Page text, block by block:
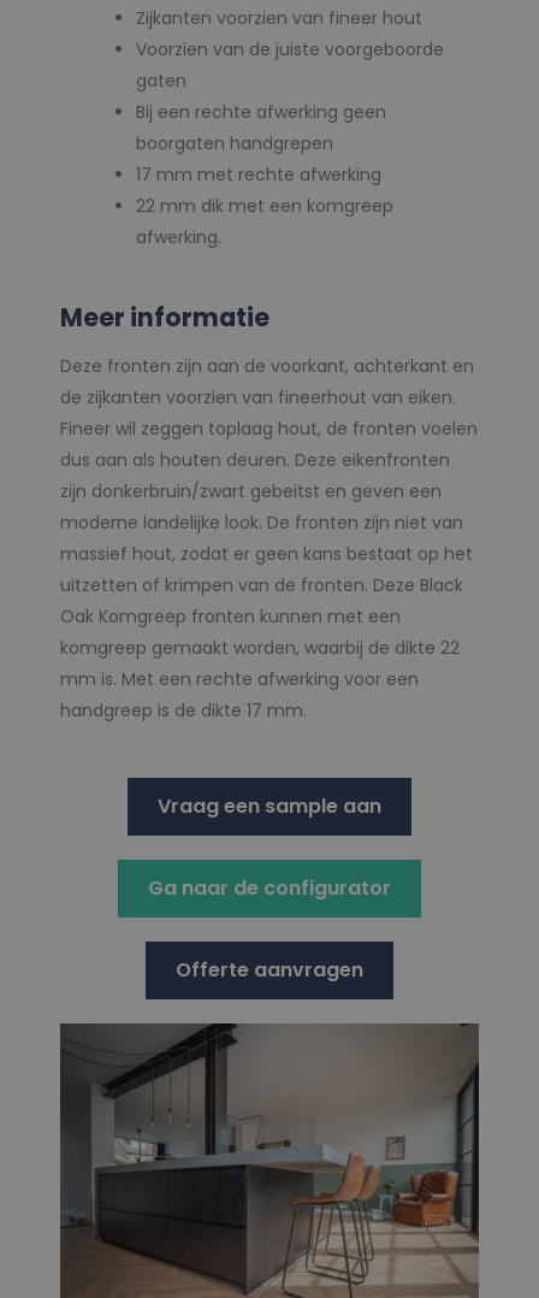
Zijkanten voorzien van fineer hout
Voorzien van de juiste voorgeboorde
gaten
Bij een rechte afwerking geen
boorgaten handgrepen
17 mm met rechte afwerking
22 mm dik met een komgreep
afwerking.
Meer informatie
Deze fronten zijn aan de voorkant, achterkant en
de zijkanten voorzien van fineerhout van eiken.
Fineer wil zeggen toplaag hout, de fronten voelen
dus aan als houten deuren. Deze eikenfronten
zijn donkerbruin/zwart gebeitst en geven een
moderne landelijke look. De fronten zijn niet van
massief hout, zodat er geen kans bestaat op het
uitzetten of krimpen van de fronten. Deze Black
Oak Komgreep fronten kunnen met een
komgreep gemaakt worden, waarbij de dikte 22
mm is. Met een rechte afwerking voor een
handgreep is de dikte 17 mm.
Vraag een sample aan
Ga naar de configurator
Offerte aanvragen